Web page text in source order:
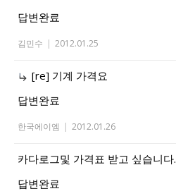
답변완료
김민수 | 2012.01.25
[re] 기계 가격요
답변완료
한국에이엠 | 2012.01.26
카다로그및 가격표 받고 싶습니다.
답변완료